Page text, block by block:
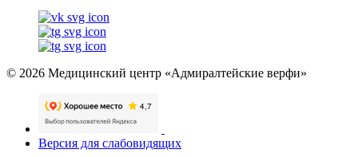
© 2026 Медицинский центр «Адмиралтейские верфи»
Версия для слабовидящих